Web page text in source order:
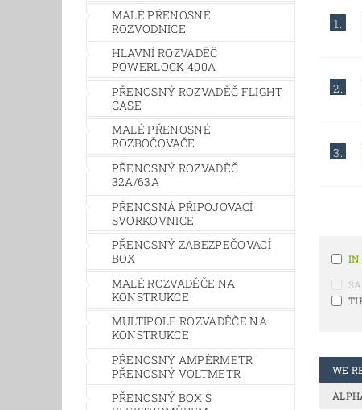
MALÉ PŘENOSNÉ
ROZVODNICE
HLAVNÍ ROZVADĚČ
POWERLOCK 400A
PŘENOSNÝ ROZVADĚČ FLIGHT
CASE
MALÉ PŘENOSNÉ
ROZBOČOVAČE
PŘENOSNÝ ROZVADĚČ
32A/63A
PŘENOSNÁ PŘIPOJOVACÍ
SVORKOVNICE
PŘENOSNÝ ZABEZPEČOVACÍ
BOX
MALÉ ROZVADĚČE NA
KONSTRUKCE
MULTIPOLE ROZVADĚČE NA
KONSTRUKCE
PŘENOSNÝ AMPÉRMETR
PŘENOSNÝ VOLTMETR
PŘENOSNÝ BOX S
1.
2.
3.
IN
WE